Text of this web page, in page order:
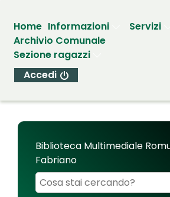
Home Informazioni
Servizi
Archivio Comunale
Sezione ragazzi
Accedi
Biblioteca Multimediale
Fabriano
Cerca su "Biblioteca